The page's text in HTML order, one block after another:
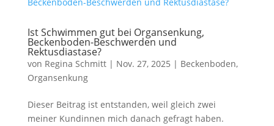
Ist Schwimmen gut bei Organsenkung,
Beckenboden-Beschwerden und
Rektusdiastase?
von Regina Schmitt| Nov. 27, 2025 | Beckenboden,
Organsenkung
Dieser Beitrag ist entstanden, weil gleich zwei
meiner Kundinnen mich danach gefragt haben.